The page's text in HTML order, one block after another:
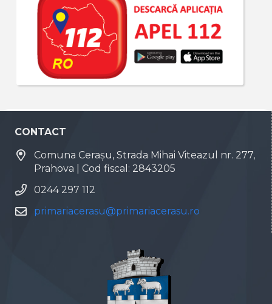
CONTACT
Comuna Cerașu, Strada Mihai Viteazul nr. 277,
Prahova | Cod fiscal: 2843205
0244 297 112
primariacerasu@primariacerasu.ro